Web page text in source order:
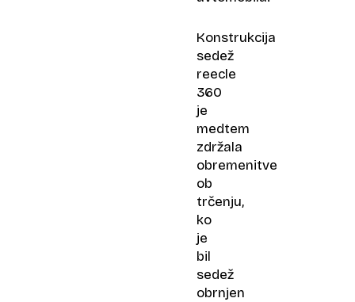
Konstrukcija
sedež
reecle
360
je
medtem
zdržala
obremenitve
ob
trčenju,
ko
je
bil
sedež
obrnjen